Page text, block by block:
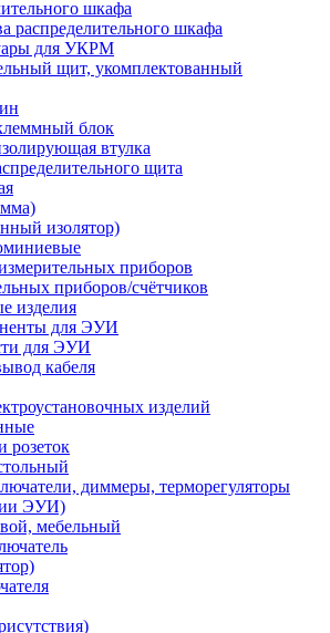
шкафа
распределительного шкафа
для УКРМ
щит, укомплектованный
блок
втулка
щита
изолятор)
приборов
приборов/счётчиков
изделия
для ЭУИ
для ЭУИ
кабеля
изделий
розеток
диммеры, терморегуляторы
ЭУИ)
мебельный